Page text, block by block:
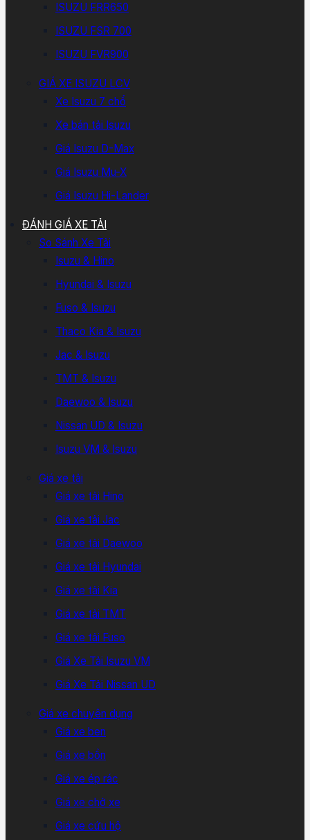
ISUZU FRR650
ISUZU FSR 700
ISUZU FVR900
GIÁ XE ISUZU LCV
Xe Isuzu 7 chổ
Xe bán tải Isuzu
Giá Isuzu D-Max
Giá Isuzu Mu-X
Giá Isuzu Hi-Lander
ĐÁNH GIÁ XE TẢI
So Sánh Xe Tải
Isuzu & Hino
Hyundai & Isuzu
Fuso & Isuzu
Thaco Kia & Isuzu
Jac & Isuzu
TMT & Isuzu
Daewoo & Isuzu
Nissan UD & Isuzu
Isuzu VM & Isuzu
Giá xe tải
Giá xe tải Hino
Giá xe tải Jac
Giá xe tải Daewoo
Giá xe tải Hyundai
Giá xe tải Kia
Giá xe tải TMT
Giá xe tải Fuso
Giá Xe Tải Isuzu VM
Giá Xe Tải Nissan UD
Giá xe chuyên dụng
Giá xe ben
Giá xe bồn
Giá xe ép rác
Giá xe chở xe
Giá xe cứu hộ